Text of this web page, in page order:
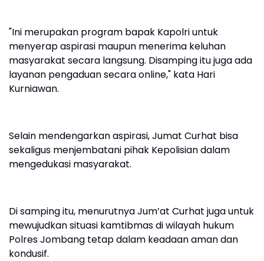
"Ini merupakan program bapak Kapolri untuk
menyerap aspirasi maupun menerima keluhan
masyarakat secara langsung. Disamping itu juga ada
layanan pengaduan secara online," kata Hari
Kurniawan.
Selain mendengarkan aspirasi, Jumat Curhat bisa
sekaligus menjembatani pihak Kepolisian dalam
mengedukasi masyarakat.
Di samping itu, menurutnya Jum’at Curhat juga untuk
mewujudkan situasi kamtibmas di wilayah hukum
Polres Jombang tetap dalam keadaan aman dan
kondusif.